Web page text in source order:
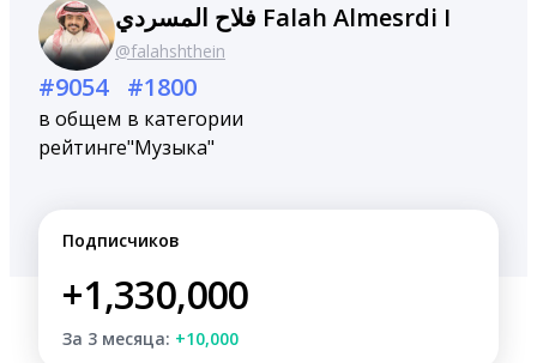
فلاح المسردي Falah Almesrdi I
@falahshthein
#9054
в общем
рейтинге
#1800
в категории
"Музыка"
Подписчиков
+1,330,000
За 3 месяца: +10,000